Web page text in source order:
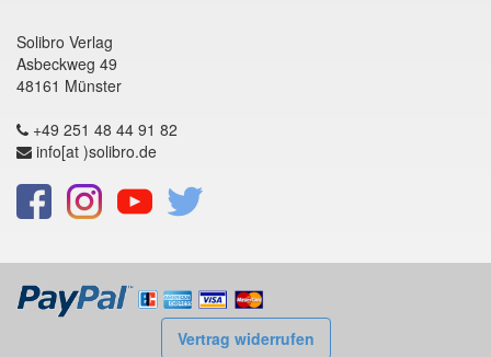
Solibro Verlag
Asbeckweg 49
48161 Münster
+49 251 48 44 91 82
info[at )solibro.de
Vertrag widerrufen